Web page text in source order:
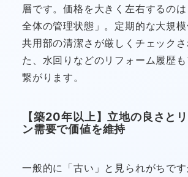
層です。価格を大きく左右するの
全体の管理状態」。定期的な大規
共用部の清潔さが厳しくチェックさ
た、水回りなどのリフォーム履歴
繋がります。
【築20年以上】立地の良さと
ン需要で価値を維持
一般的に「古い」と見られがちで